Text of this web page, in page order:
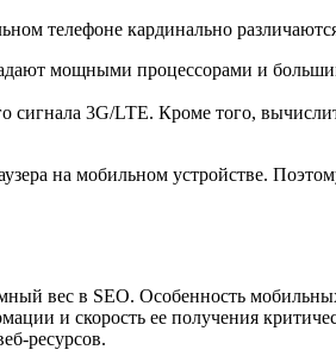
телефоне кардинально
мощными процессорами и
сигнала 3G/LTE. Кроме того,
на мобильном устройстве.
вес в SEO. Особенность
и скорость ее получения
ресурсов.